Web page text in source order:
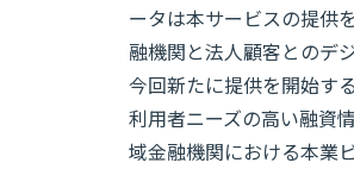
ータは本サービスの提供
融機関と法人顧客とのデ
今回新たに提供を開始す
利用者ニーズの高い融資
域金融機関における本業